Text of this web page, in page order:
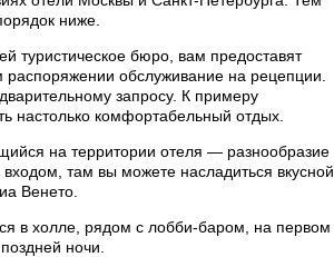
ниже.
туристическое бюро, вам предоставят
обслуживание на рецепции.
запросу. К примеру
настолько комфортабельный отдых.
на территории отеля — разнообразие
там вы можете насладиться вкусной
Венето.
в холле, рядом с лобби-баром, на первом
ночи.